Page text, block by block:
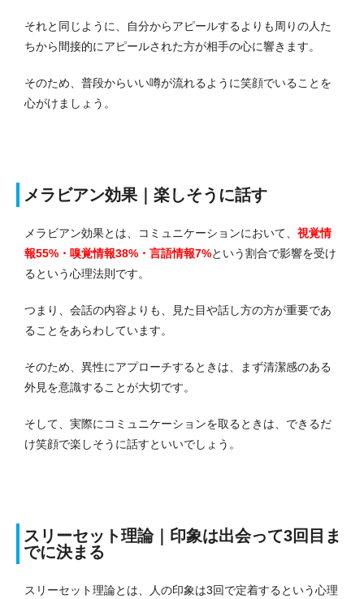
それと同じように、自分からアピールするよりも周りの人た
ちから間接的にアピールされた方が相手の心に響きます。
そのため、普段からいい噂が流れるように笑顔でいることを
心がけましょう。
メラビアン効果｜楽しそうに話す
メラビアン効果とは、コミュニケーションにおいて、 視覚情
報55%・嗅覚情報38%・言語情報7%という割合で影響を受け
るという心理法則です。
つまり、会話の内容よりも、見た目や話し方の方が重要であ
ることをあらわしています。
そのため、異性にアプローチするときは、まず清潔感のある
外見を意識することが大切です。
そして、実際にコミュニケーションを取るときは、できるだ
け笑顔で楽しそうに話すといいでしょう。
スリーセット理論｜印象は出会って3回目ま
でに決まる
スリーセット理論とは、人の印象は3回で定着するという心理